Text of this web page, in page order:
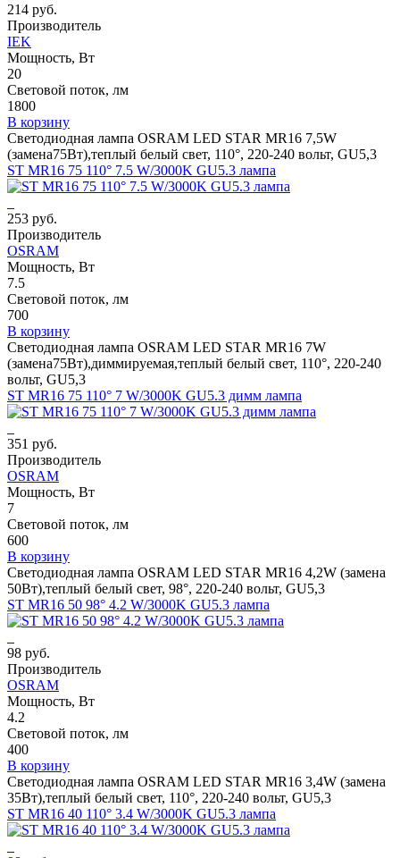
214 руб.
Производитель
IEK
Мощность, Вт
20
Световой поток, лм
1800
В корзину
Светодиодная лампа OSRAM LED STAR MR16 7,5W
(замена75Вт),теплый белый свет, 110°, 220-240 вольт, GU5,3
ST MR16 75 110° 7.5 W/3000K GU5.3 лампа
253 руб.
Производитель
OSRAM
Мощность, Вт
7.5
Световой поток, лм
700
В корзину
Светодиодная лампа OSRAM LED STAR MR16 7W
(замена75Вт),диммируемая,теплый белый свет, 110°, 220-240
вольт, GU5,3
ST MR16 75 110° 7 W/3000K GU5.3 димм лампа
351 руб.
Производитель
OSRAM
Мощность, Вт
7
Световой поток, лм
600
В корзину
Светодиодная лампа OSRAM LED STAR MR16 4,2W (замена
50Вт),теплый белый свет, 98°, 220-240 вольт, GU5,3
ST MR16 50 98° 4.2 W/3000K GU5.3 лампа
98 руб.
Производитель
OSRAM
Мощность, Вт
4.2
Световой поток, лм
400
В корзину
Светодиодная лампа OSRAM LED STAR MR16 3,4W (замена
35Вт),теплый белый свет, 110°, 220-240 вольт, GU5,3
ST MR16 40 110° 3.4 W/3000K GU5.3 лампа